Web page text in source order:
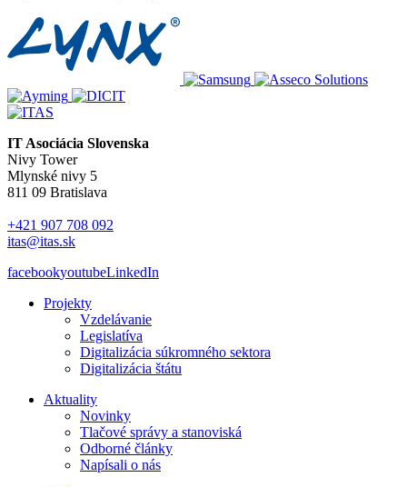
IT Asociácia Slovenska
Nivy Tower
Mlynské nivy 5
811 09 Bratislava
+421 907 708 092
itas@itas.sk
facebookyoutubeLinkedIn
Projekty
Vzdelávanie
Legislatíva
Digitalizácia súkromného sektora
Digitalizácia štátu
Aktuality
Novinky
Tlačové správy a stanoviská
Odborné články
Napísali o nás